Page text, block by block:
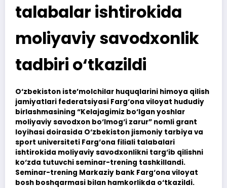
talabalar ishtirokida
moliyaviy savodxonlik
tadbiri o‘tkazildi
O‘zbekiston iste’molchilar huquqlarini himoya qilish
jamiyatlari federatsiyasi Farg‘ona viloyat hududiy
birlashmasining “Kelajagimiz bo‘lgan yoshlar
moliyaviy savodxon bo‘lmog‘i zarur” nomli grant
loyihasi doirasida O‘zbekiston jismoniy tarbiya va
sport universiteti Farg‘ona filiali talabalari
ishtirokida moliyaviy savodxonlikni targ‘ib qilishni
ko‘zda tutuvchi seminar-trening tashkillandi.
Seminar-trening Markaziy bank Farg‘ona viloyat
bosh boshqarmasi bilan hamkorlikda o‘tkazildi.